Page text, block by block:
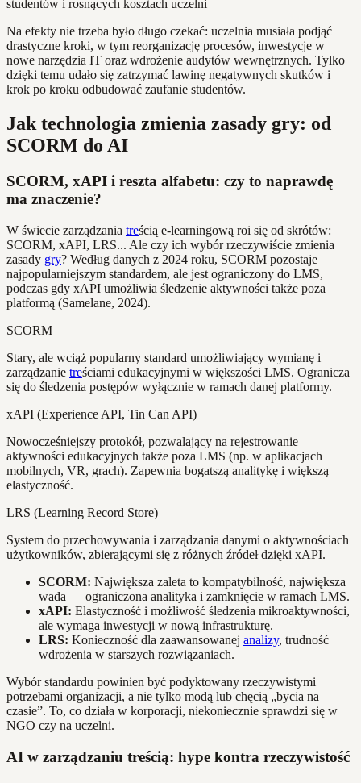
Na efekty nie trzeba było długo czekać: uczelnia musiała podjąć
drastyczne kroki, w tym reorganizację procesów, inwestycje w
nowe narzędzia IT oraz wdrożenie audytów wewnętrznych. Tylko
dzięki temu udało się zatrzymać lawinę negatywnych skutków i
krok po kroku odbudować zaufanie studentów.
Jak technologia zmienia zasady gry: od
SCORM do AI
SCORM, xAPI i reszta alfabetu: czy to naprawdę
ma znaczenie?
W świecie zarządzania treścią e-learningową roi się od skrótów:
SCORM, xAPI, LRS... Ale czy ich wybór rzeczywiście zmienia
zasady gry? Według danych z 2024 roku, SCORM pozostaje
najpopularniejszym standardem, ale jest ograniczony do LMS,
podczas gdy xAPI umożliwia śledzenie aktywności także poza
platformą (Samelane, 2024).
SCORM
Stary, ale wciąż popularny standard umożliwiający wymianę i
zarządzanie treściami edukacyjnymi w większości LMS. Ogranicza
się do śledzenia postępów wyłącznie w ramach danej platformy.
xAPI (Experience API, Tin Can API)
Nowocześniejszy protokół, pozwalający na rejestrowanie
aktywności edukacyjnych także poza LMS (np. w aplikacjach
mobilnych, VR, grach). Zapewnia bogatszą analitykę i większą
elastyczność.
LRS (Learning Record Store)
System do przechowywania i zarządzania danymi o aktywnościach
użytkowników, zbierającymi się z różnych źródeł dzięki xAPI.
SCORM: Największa zaleta to kompatybilność, największa
wada — ograniczona analityka i zamknięcie w ramach LMS.
xAPI: Elastyczność i możliwość śledzenia mikroaktywności,
ale wymaga inwestycji w nową infrastrukturę.
LRS: Konieczność dla zaawansowanej analizy, trudność
wdrożenia w starszych rozwiązaniach.
Wybór standardu powinien być podyktowany rzeczywistymi
potrzebami organizacji, a nie tylko modą lub chęcią „bycia na
czasie”. To, co działa w korporacji, niekoniecznie sprawdzi się w
NGO czy na uczelni.
AI w zarządzaniu treścią: hype kontra rzeczywistość